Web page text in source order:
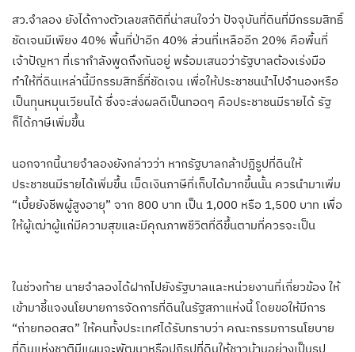
​สว.จำลอง ยังได้กางตัวเลขสถิติที่น่าสนใจว่า ปัจจุบันที่ดินที่มีกรรมสิทธิ์
ชัดเจนมีเพียง 40% พื้นที่ป่าอีก 40% ส่วนที่เหลืออีก 20% คือพื้นที่
เจ้าปัญหา ที่เรากำลังพูดถึงกันอยู่ พร้อมเสนอว่ารัฐบาลต้องเร่งมือ
ทำให้ที่ดินเหล่านี้มีกรรมสิทธิ์ที่ชัดเจน เพื่อให้ประชาชนนำไปจำนองหรือ
เป็นทุนหมุนเวียนได้ ซึ่งจะส่งผลดีเป็นทอดๆ คือประชาชนมีรายได้ รัฐ
ก็ได้ภาษีเพิ่มขึ้น
นอกจากนี้นายจำลองยังกล่าวว่า หากรัฐบาลกล้าปฏิรูปที่ดินให้
ประชาชนมีรายได้เพิ่มขึ้น เม็ดเงินภาษีที่เก็บได้มากขึ้นนั้น ควรนำมาเพิ่ม
“เบี้ยยังชีพผู้สูงอายุ” จาก 800 บาท เป็น 1,000 หรือ 1,500 บาท เพื่อ
ให้ผู้เฒ่าผู้แก่มีความสุขและมีคุณภาพชีวิตที่ดีขึ้นตามที่ควรจะเป็น
​ในช่วงท้าย นายจำลองได้ฝากไปยังรัฐบาลและหน่วยงานที่เกี่ยวข้อง ให้
เข้ามาชี้แจงนโยบายการจัดการที่ดินในรัฐสภาแห่งนี้ โดยขอให้มีการ
“ถ่ายทอดสด” ให้คนทั้งประเทศได้รับทราบว่า คณะกรรมการนโยบาย
ที่ดินแห่งชาติมีแผนจะพัฒนาหรือปฏิรูปที่ดินให้ชาวบ้านอย่างเป็นรูป